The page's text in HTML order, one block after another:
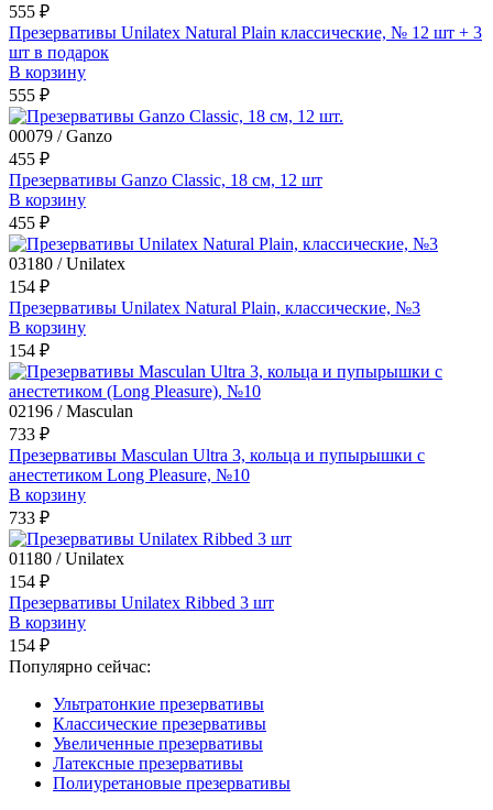
555 ₽
Презервативы Unilatex Natural Plain классические, № 12 шт + 3
шт в подарок
В корзину
555 ₽
00079 / Ganzo
455 ₽
Презервативы Ganzo Classic, 18 см, 12 шт
В корзину
455 ₽
03180 / Unilatex
154 ₽
Презервативы Unilatex Natural Plain, классические, №3
В корзину
154 ₽
02196 / Masculan
733 ₽
Презервативы Masculan Ultra 3, кольца и пупырышки с
анестетиком Long Pleasure, №10
В корзину
733 ₽
01180 / Unilatex
154 ₽
Презервативы Unilatex Ribbed 3 шт
В корзину
154 ₽
Популярно сейчас:
Ультратонкие презервативы
Классические презервативы
Увеличенные презервативы
Латексные презервативы
Полиуретановые презервативы